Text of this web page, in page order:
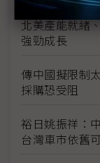
北美產能就緒
強勁成長
傳中國擬限制
採購恐受阻
裕日姚振祥：
台灣車市依舊